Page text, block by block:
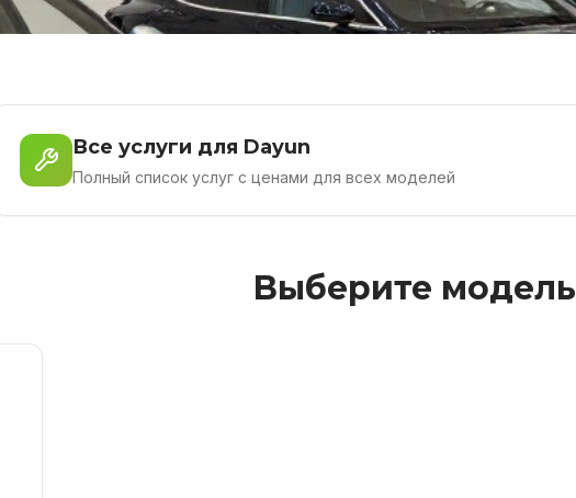
Все услуги для Dayun
Полный список услуг с ценами для всех моделей
Выберите модель